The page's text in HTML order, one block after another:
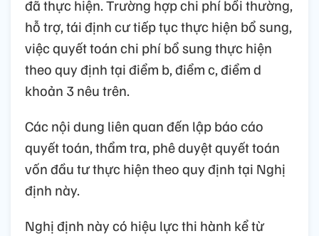
đã thực hiện. Trường hợp chi phí bồi thường,
hỗ trợ, tái định cư tiếp tục thực hiện bổ sung,
việc quyết toán chi phí bổ sung thực hiện
theo quy định tại điểm b, điểm c, điểm d
khoản 3 nêu trên.
Các nội dung liên quan đến lập báo cáo
quyết toán, thẩm tra, phê duyệt quyết toán
vốn đầu tư thực hiện theo quy định tại Nghị
định này.
Nghị định này có hiệu lực thi hành kể từ